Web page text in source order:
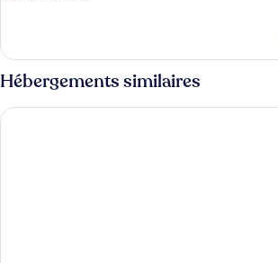
Chambre
Hébergements similaires
citizenM Glasgow